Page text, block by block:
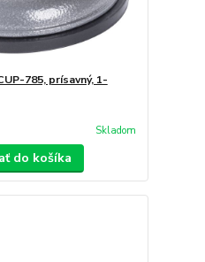
785, prísavný, 1-
Skladom
do košíka